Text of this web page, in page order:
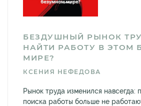
БЕЗДУШНЫЙ РЫНОК
НАЙТИ РАБОТУ В ЭТОМ
МИРЕ?
КСЕНИЯ НЕФЕДОВА
Рынок труда изменился навсегда:
поиска работы больше не